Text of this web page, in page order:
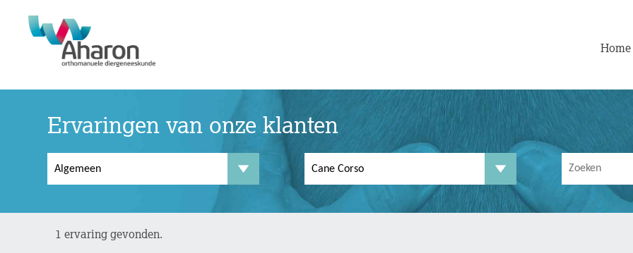
Home
Ervaringen van onze klanten
1 ervaring gevonden.